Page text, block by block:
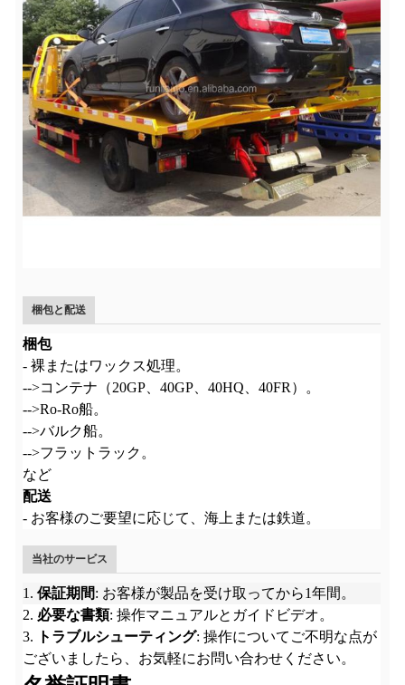
梱包と配送
梱包
- 裸またはワックス処理。
-->コンテナ（20GP、40GP、40HQ、40FR）。
-->Ro-Ro船。
-->バルク船。
-->フラットラック。
など
配送
- お客様のご要望に応じて、海上または鉄道。
当社のサービス
1. 保証期間: お客様が製品を受け取ってから1年間。
2. 必要な書類: 操作マニュアルとガイドビデオ。
3.
トラブルシューティング: 操作についてご不明な点が
ございましたら、お気軽にお問い合わせください。